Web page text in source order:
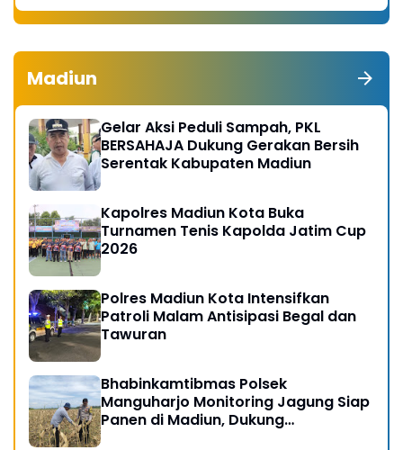
Madiun
Gelar Aksi Peduli Sampah, PKL
BERSAHAJA Dukung Gerakan Bersih
Serentak Kabupaten Madiun
Kapolres Madiun Kota Buka
Turnamen Tenis Kapolda Jatim Cup
2026
Polres Madiun Kota Intensifkan
Patroli Malam Antisipasi Begal dan
Tawuran
Bhabinkamtibmas Polsek
Manguharjo Monitoring Jagung Siap
Panen di Madiun, Dukung